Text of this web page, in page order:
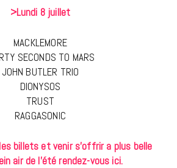
>Lundi 8 juillet
MACKLEMORE
SECONDS TO MARS
JOHN BUTLER TRIO
DIONYSOS
TRUST
RAGGASONIC
billets et venir s’offrir a plus belle
air de l’été rendez-vous ici.